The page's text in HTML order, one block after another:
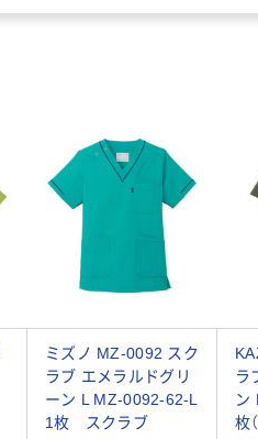
ミズノ MZ-0092 スク
ラブ エメラルドグリ
ーン L MZ-0092-62-L
1枚 スクラブ
ラ
ン
枚